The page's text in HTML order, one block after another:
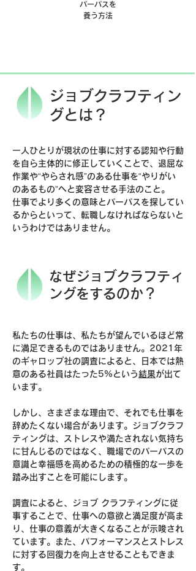
パーパスを
養う方法
ジョブクラフティン
グとは？
一人ひとりが現状の仕事に対する認知や行動
を自ら主体的に修正していくことで、退屈な
作業や“やらされ感”のある仕事を“やりがい
のあるもの”へと変容させる手法のこと。
仕事でより多くの意味とパーパスを探してい
るからといって、転職しなければならないと
いうわけではありません。
なぜジョブクラフティ
ングをするのか？
私たちの仕事は、私たちが望んでいるほど常
に満足できるものではありません。2021年
のギャロップ社の調査によると、日本では熱
意のある社員はたった5%という結果が出て
います。
しかし、さまざまな理由で、それでも仕事を
辞めたくない場合があります。ジョブクラフ
ティングは、ストレスや満たされない気持ち
に甘んじるのではなく、職場でのパーパスの
意識と幸福感を高めるための積極的な一歩を
踏み出すことを可能にします。
調査によると、ジョブ クラフティングに従
事することで、仕事への意欲と満足度が高ま
り、仕事の意義が大きくなることが示唆され
ています。また、パフォーマンスとストレス
に対する回復力を向上させることもできま
す。